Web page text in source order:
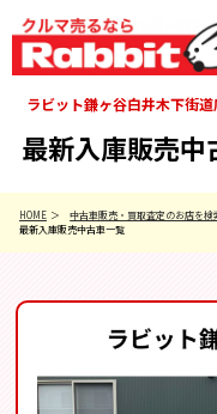
ラビット鎌ヶ谷白井木下街道
最新入庫販売中
HOME 中古車販売・買取査定のお店を検
最新入庫販売中古車一覧